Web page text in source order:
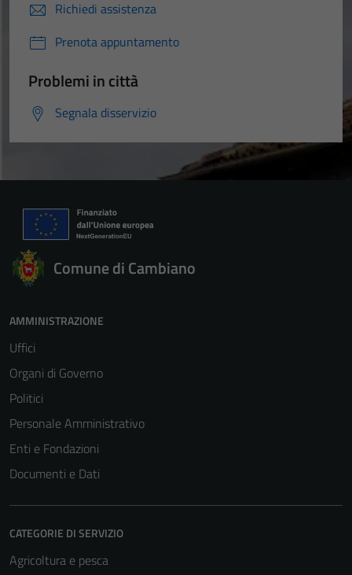
Richiedi assistenza
Prenota appuntamento
Problemi in città
Segnala disservizio
Comune di Cambiano
AMMINISTRAZIONE
Uffici
Organi di Governo
Politici
Personale Amministrativo
Enti e Fondazioni
Documenti e Dati
CATEGORIE DI SERVIZIO
Agricoltura e pesca